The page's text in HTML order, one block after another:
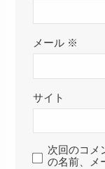
メール ※
サイト
次回のコメ
の名前、メ